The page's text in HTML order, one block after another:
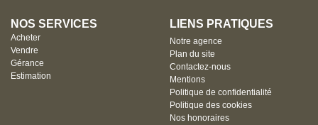
NOS SERVICES
Acheter
Vendre
Gérance
Estimation
LIENS PRATIQUES
Notre agence
Plan du site
Contactez-nous
Mentions
Politique de confidentialité
Politique des cookies
Nos honoraires